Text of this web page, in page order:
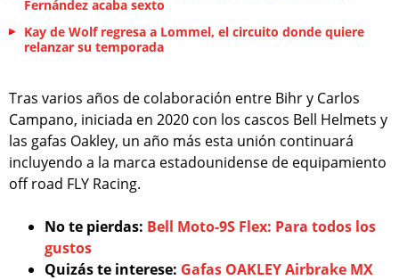
Fernández acaba sexto
Kay de Wolf regresa a Lommel, el circuito donde quiere
relanzar su temporada
Tras varios años de colaboración entre Bihr y Carlos
Campano, iniciada en 2020 con los cascos Bell Helmets y
las gafas Oakley, un año más esta unión continuará
incluyendo a la marca estadounidense de equipamiento
off road FLY Racing.
No te pierdas: Bell Moto-9S Flex: Para todos los
gustos
Quizás te interese: Gafas OAKLEY Airbrake MX